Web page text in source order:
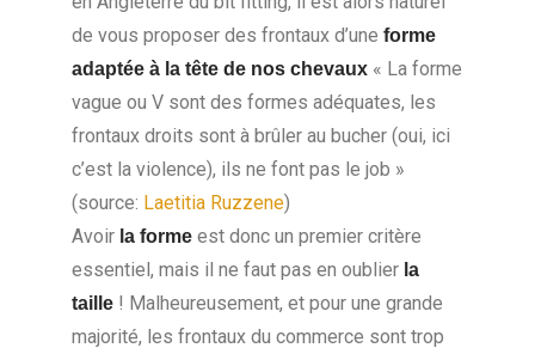
de vous proposer des frontaux d’une forme
adaptée à la tête de nos chevaux « La forme
vague ou V sont des formes adéquates, les
frontaux droits sont à brûler au bucher (oui, ici
c’est la violence), ils ne font pas le job »
(source: Laetitia Ruzzene)
Avoir la forme est donc un premier critère
essentiel, mais il ne faut pas en oublier la
taille ! Malheureusement, et pour une grande
majorité, les frontaux du commerce sont trop